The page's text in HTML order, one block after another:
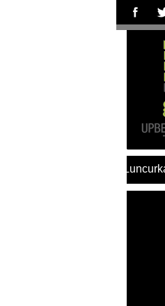
#Charles & Keith